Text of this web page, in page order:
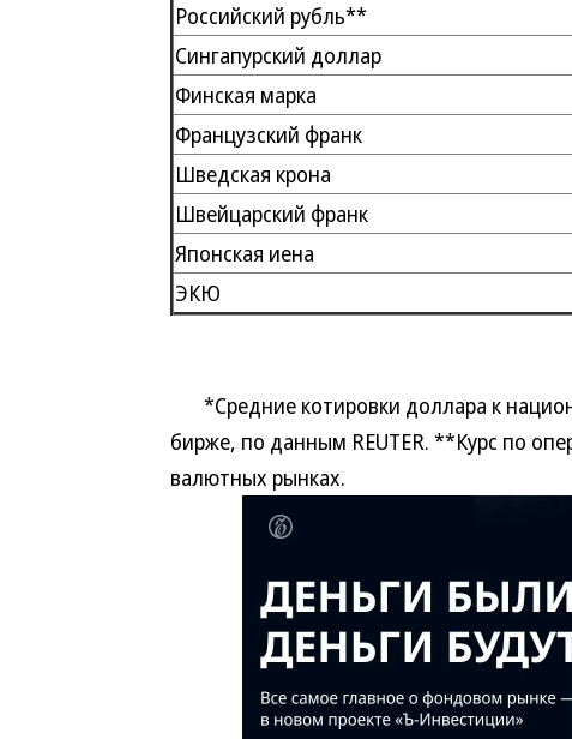
Российский рубль**
Сингапурский доллар
Финская марка
Французский франк
Шведская крона
Швейцарский франк
Японская иена
ЭКЮ
*Средние котировки доллара к
бирже, по данным REUTER. **Курс по
валютных рынках.